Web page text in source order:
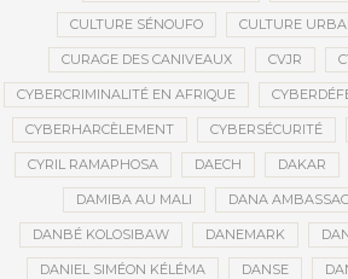
CULTURE SÉNOUFO CULTURE
CURAGE DES CANIVEAUX CVJR
CYBERCRIMINALITÉ EN AFRIQUE
CYBERHARCÈLEMENT CYBERSÉCURITÉ
CYRIL RAMAPHOSA DAECH DAKAR
DAMIBA AU MALI DANA
DANBÉ KOLOSIBAW DANEMARK
DANIEL SIMÉON KÉLÉMA DANSE